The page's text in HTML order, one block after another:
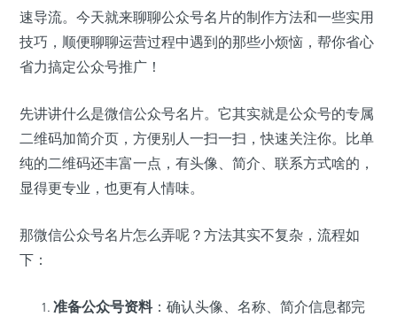
速导流。今天就来聊聊公众号名片的制作方法和一些实用
技巧，顺便聊聊运营过程中遇到的那些小烦恼，帮你省心
省力搞定公众号推广！
先讲讲什么是微信公众号名片。它其实就是公众号的专属
二维码加简介页，方便别人一扫一扫，快速关注你。比单
纯的二维码还丰富一点，有头像、简介、联系方式啥的，
显得更专业，也更有人情味。
那微信公众号名片怎么弄呢？方法其实不复杂，流程如
下：
准备公众号资料：确认头像、名称、简介信息都完